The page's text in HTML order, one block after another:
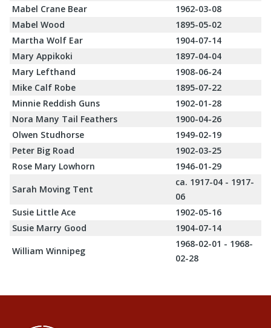
Mabel Crane Bear
1962-03-08
Mabel Wood
1895-05-02
Martha Wolf Ear
1904-07-14
Mary Appikoki
1897-04-04
Mary Lefthand
1908-06-24
Mike Calf Robe
1895-07-22
Minnie Reddish Guns
1902-01-28
Nora Many Tail Feathers
1900-04-26
Olwen Studhorse
1949-02-19
Peter Big Road
1902-03-25
Rose Mary Lowhorn
1946-01-29
Sarah Moving Tent
ca. 1917-04 - 1917-
06
Susie Little Ace
1902-05-16
Susie Marry Good
1904-07-14
William Winnipeg
1968-02-01 - 1968-
02-28